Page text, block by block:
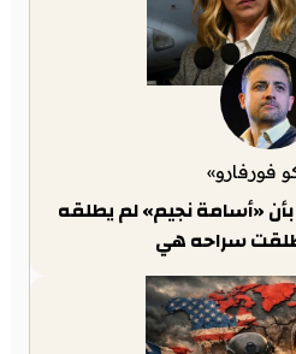
فورفارو»
«أسامة نجيم» لم يطلقه
سراحه هي